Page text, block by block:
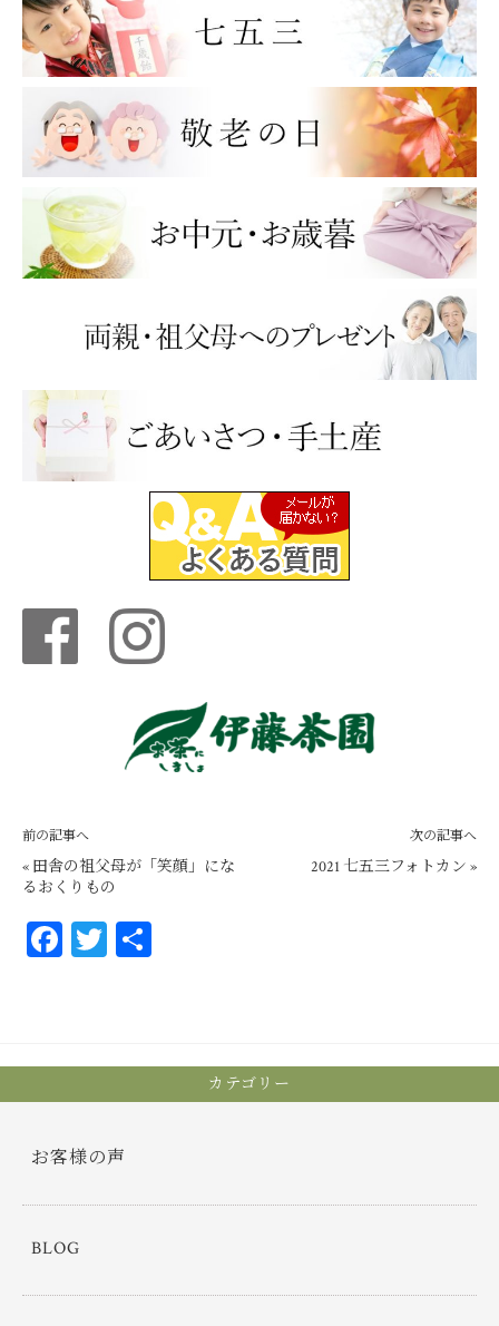
前の記事へ
« 田舎の祖父母が「笑顔」にな
るおくりもの
次の記事へ
2021 七五三フォトカン »
Fa T
カテゴリー
お客様の声
BLOG